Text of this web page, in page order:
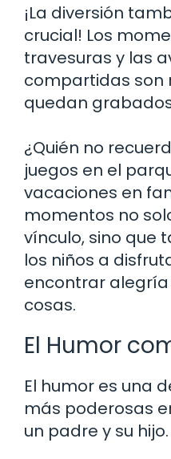
¡La diversión
crucial! Los
travesuras y las
compartidas son
quedan
¿Quién no
juegos en el
vacaciones en
momentos no
vínculo, sino que
los niños a
encontrar
cosas.
El Humor
El humor es una
más poderosas
un padre y su hijo.